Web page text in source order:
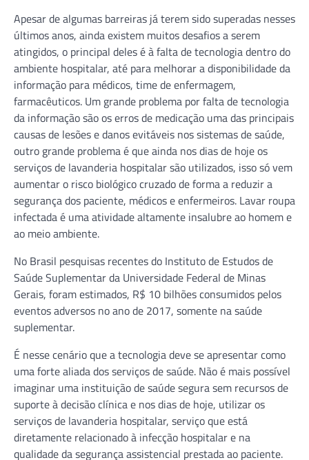
Apesar de algumas barreiras já terem sido superadas nesses
últimos anos, ainda existem muitos desafios a serem
atingidos, o principal deles é à falta de tecnologia dentro do
ambiente hospitalar, até para melhorar a disponibilidade da
informação para médicos, time de enfermagem,
farmacêuticos. Um grande problema por falta de tecnologia
da informação são os erros de medicação uma das principais
causas de lesões e danos evitáveis nos sistemas de saúde,
outro grande problema é que ainda nos dias de hoje os
serviços de lavanderia hospitalar são utilizados, isso só vem
aumentar o risco biológico cruzado de forma a reduzir a
segurança dos paciente, médicos e enfermeiros. Lavar roupa
infectada é uma atividade altamente insalubre ao homem e
ao meio ambiente.
No Brasil pesquisas recentes do Instituto de Estudos de
Saúde Suplementar da Universidade Federal de Minas
Gerais, foram estimados, R$ 10 bilhões consumidos pelos
eventos adversos no ano de 2017, somente na saúde
suplementar.
É nesse cenário que a tecnologia deve se apresentar como
uma forte aliada dos serviços de saúde. Não é mais possível
imaginar uma instituição de saúde segura sem recursos de
suporte à decisão clínica e nos dias de hoje, utilizar os
serviços de lavanderia hospitalar, serviço que está
diretamente relacionado à infecção hospitalar e na
qualidade da segurança assistencial prestada ao paciente.